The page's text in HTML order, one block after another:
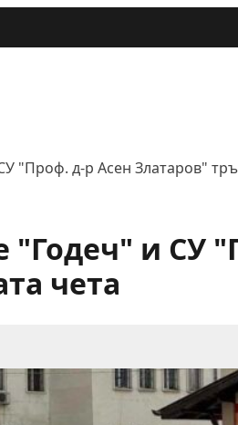
"Проф. д-р Асен Златаров"
и СУ
чета